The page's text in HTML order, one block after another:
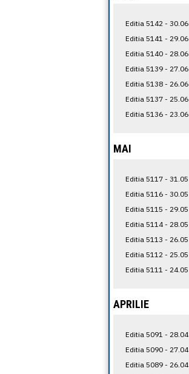
Editia 5142 - 30.06
Editia 5141 - 29.06
Editia 5140 - 28.06
Editia 5139 - 27.06
Editia 5138 - 26.06
Editia 5137 - 25.06
Editia 5136 - 23.06
MAI
Editia 5117 - 31.05
Editia 5116 - 30.05
Editia 5115 - 29.05
Editia 5114 - 28.05
Editia 5113 - 26.05
Editia 5112 - 25.05
Editia 5111 - 24.05
APRILIE
Editia 5091 - 28.04
Editia 5090 - 27.04
Editia 5089 - 26.04